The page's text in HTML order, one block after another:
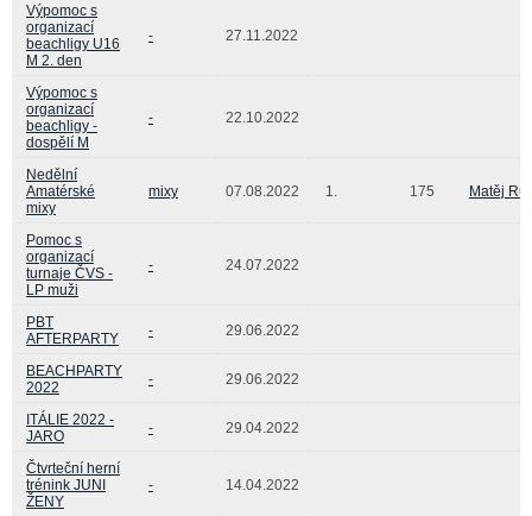
Výpomoc s
organizací
beachligy U16
M 2. den
- 27.11.2022
Výpomoc s
organizací
beachligy -
dospělí M
- 22.10.2022
Nedělní
Amatérské
mixy
mixy 07.08.2022 1. 175 Matěj
Pomoc s
organizací
turnaje ČVS -
LP muži
- 24.07.2022
PBT
AFTERPARTY
- 29.06.2022
BEACHPARTY
2022
- 29.06.2022
ITÁLIE 2022 -
JARO
- 29.04.2022
Čtvrteční herní
trénink JUNI
ŽENY
- 14.04.2022